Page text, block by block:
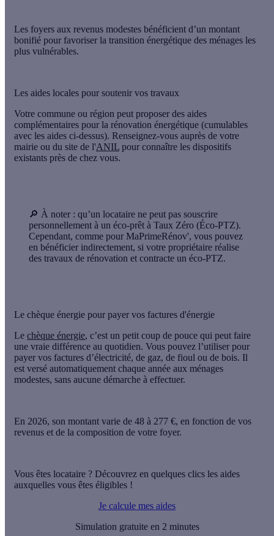
Les foyers aux revenus modestes bénéficient d’un montant
bonifié pour favoriser la transition énergétique des ménages les
plus vulnérables.
Les aides locales pour soutenir vos travaux
Votre commune ou région peut proposer des aides
complémentaires pour la rénovation énergétique (cumulables
avec les aides ci-dessus). Renseignez-vous auprès de votre
mairie ou du site de l'ANIL pour connaître les dispositifs
existants près de chez vous.
🔎 À noter : qu’un locataire ne peut pas souscrire
personnellement à un éco-prêt à Taux Zéro (Éco-PTZ).
Cependant, comme pour MaPrimeRénov', vous pouvez
en bénéficier indirectement, si votre propriétaire réalise
des travaux de rénovation et contracte un éco-PTZ.
Le chèque énergie pour payer vos factures d'énergie
Le chèque énergie, c’est un petit coup de pouce qui peut faire
une vraie différence au quotidien. Vous pouvez l’utiliser pour
payer vos factures d’électricité, de gaz, de fioul ou de bois. Il
est versé automatiquement chaque année aux ménages
modestes, sans aucune démarche à effectuer.
En 2026, son montant varie de 48 à 277 €, en fonction de vos
revenus et de la composition de votre foyer.
Vous êtes locataire ? Découvrez en quelques clics les aides
auxquelles vous êtes éligibles !
Je calcule mes aides
Simulation gratuite en 2 minutes